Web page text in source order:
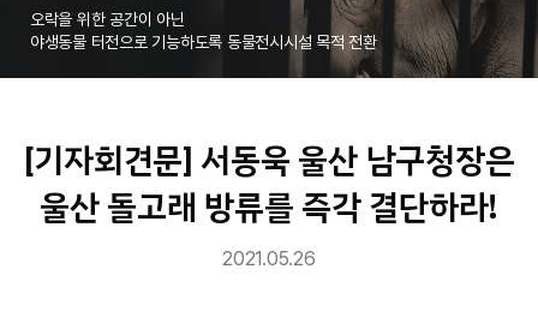
오락을 위한 공간이 아닌
야생동물 터전으로 기능하도록 동물전시시설 목적 전환
[기자회견문] 서동욱 울산 남구청장은
울산 돌고래 방류를 즉각 결단하라!
2021.05.26